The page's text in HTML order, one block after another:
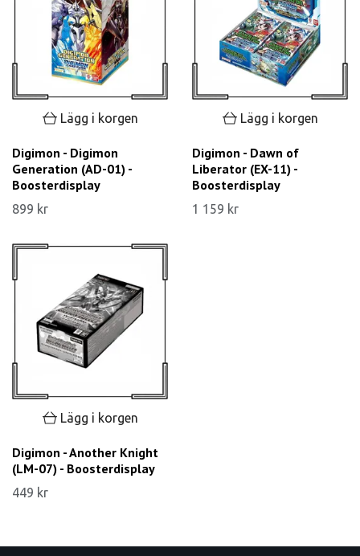
Lägg i korgen
Digimon - Digimon
Generation (AD-01) -
Boosterdisplay
899 kr
Lägg i korgen
Digimon - Dawn of
Liberator (EX-11) -
Boosterdisplay
1 159 kr
Lägg i korgen
Digimon - Another Knight
(LM-07) - Boosterdisplay
449 kr